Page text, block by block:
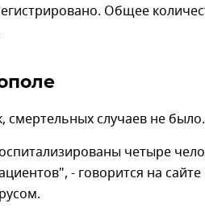
Общее
смертельных случаев не было.
четыре
- говорится на сайте